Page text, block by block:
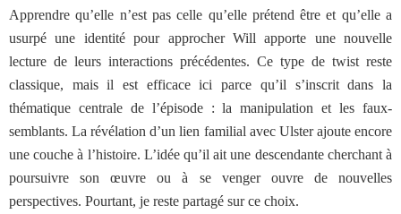
Apprendre qu’elle n’est pas celle qu’elle prétend être et qu’elle a
usurpé une identité pour approcher Will apporte une nouvelle
lecture de leurs interactions précédentes. Ce type de twist reste
classique, mais il est efficace ici parce qu’il s’inscrit dans la
thématique centrale de l’épisode : la manipulation et les faux-
semblants. La révélation d’un lien familial avec Ulster ajoute encore
une couche à l’histoire. L’idée qu’il ait une descendante cherchant à
poursuivre son œuvre ou à se venger ouvre de nouvelles
perspectives. Pourtant, je reste partagé sur ce choix.